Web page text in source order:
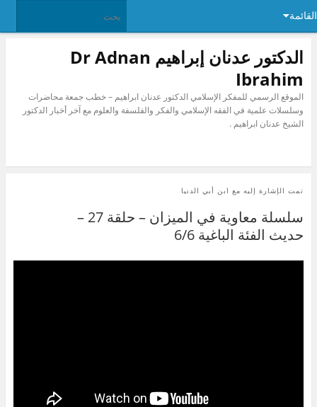
القائمة
الدكتور عدنان إبراهيم Dr Adnan
Ibrahim
الموقع الرسمي للمفكر الإسلامي الدكتور عدنان ابراهيم – خطب جمعة محاضرات
وسلسلات علمية في الفقه الإسلامي والفكر والفلسفة والعلوم مع آخر أخبار الدكتور
الشيخ عدنان ابراهيم .
تمت الإشارة إليه مع ابن أبي الدنيا
سلسلة معاوية في الميزان – حلقة 27 –
حديث الفئة الباغية 6/6